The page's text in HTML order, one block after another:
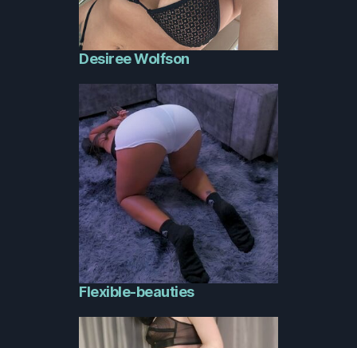
Desiree Wolfson
Flexible-beauties